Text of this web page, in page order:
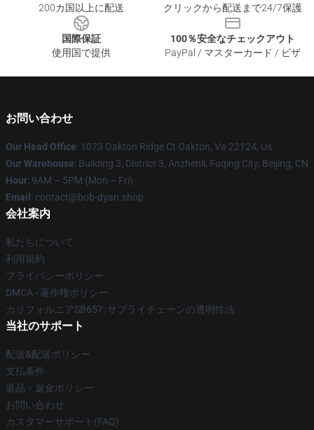
200カ国以上に配送
クリックから配送まで24/7保護
国際保証
使用国で提供
100％安全なチェックアウト
PayPal / マスターカード / ビザ
お問い合わせ
Our Head Office: 1073 Oakton Ridge Ct Oakton, Va 22124, Us
Our Warehouse: Building 3, District 3, Anzhenli, Fuqing City, Beijing, CN
Hour: 9AM – 5PM (Mon – Fri)
Email : contact@bob-dyan.shop
会社案内
私たちについて
利用規約
プライバシーポリシー
DMCA - 著作権ポリシー
カリフォルニアSB657: サプライチェーンの透明性法
当社のサポート
配送&配送ポリシー
支払条件
返品・返金ポリシー
お問い合わせ
カスタマーサポート(FAQ)